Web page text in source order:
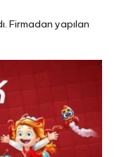
Firmadan yapılan